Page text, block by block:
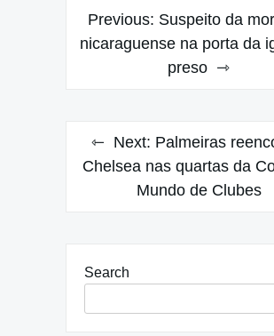
Post
navigation
Previous: Suspeito da
nicaraguense na porta da
preso
Next: Palmeiras
Chelsea nas quartas da
Mundo de Clubes
Search